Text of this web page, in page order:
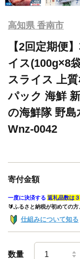
高知県 香南市
【2回定期便
イス(100g×8
スライス 上
パック 海鮮
の海鮮隊 野島
Wnz-0042
寄付金額
一度に決済する 返礼品数は
🔰ふるさと納税が初めての
仕組みについて知る
数量